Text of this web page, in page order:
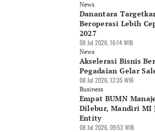
News
Danantara
Beroperasi Lebih
2027
08 Jul 2026, 16:14 WIB
News
Akselerasi Bisnis
Pegadaian Gelar
08 Jul 2026, 12:35 WIB
Business
Empat BUMN
Dilebur, Mandiri MI
Entity
08 Jul 2026, 09:53 WIB